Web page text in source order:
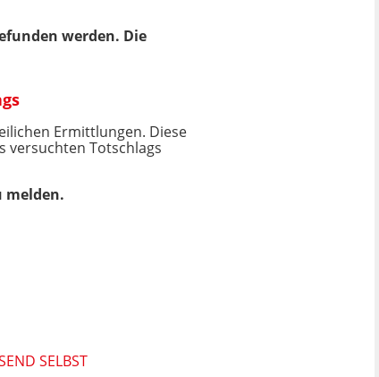
werden. Die
Ermittlungen. Diese
versuchten Totschlags
melden.
SELBST